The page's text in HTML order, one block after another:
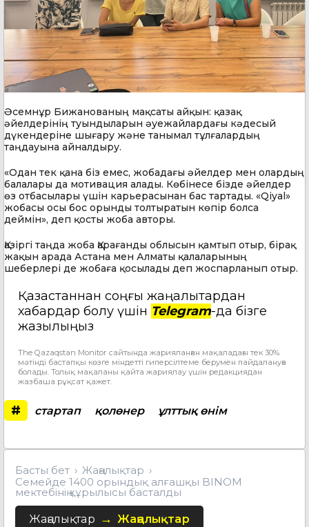
Әсемнұр Бижанованың мақсаты айқын: қазақ
әйелдерінің туындыларын әуежайлардағы кәдесый
дүкендеріне шығару және танымал тұлғалардың
таңдауына айналдыру.
«Одан тек қана біз емес, жобадағы әйелдер мен олардың
балалары да мотивация алады. Көбінесе бізде әйелдер
өз отбасылары үшін карьерасынан бас тартады. «Qiyal»
жобасы осы бос орынды толтыратын көпір болса
деймін», деп қосты жоба авторы.
Қазіргі таңда жоба Қарағанды облысын қамтып отыр, бірақ
жақын арада Астана мен Алматы қалаларының
шеберлері де жобаға қосылады деп жоспарланып отыр.
Қазақстаннан соңғы жаңалықтардан
хабардар болу үшін Telegram-да бізге
жазылыңыз
The Qazaqstan Monitor сайтында жарияланған мақаладағы тек 30%
мәтінді бастапқы көзге міндетті гиперсілтеме берумен пайдалануға
болады. Толық мақаланы қайта жариялау үшін редакциядан
жазбаша рұқсат қажет.
# стартап қолөнер ұлттық өнім
Басты бет
Жаңалықтар
Семейде 1400 орындық алғашқы BINOM
мектебінің құрылысы басталды
Жаңалықтар Жаңалықтар